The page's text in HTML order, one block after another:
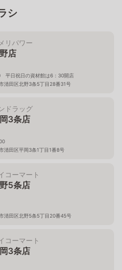
シ
リパワー
店
日祝日の資材館は6：30開店
清田区北野3条5丁目28番31号
ドラッグ
3条店
清田区平岡3条1丁目1番8号
コーマート
5条店
清田区北野5条5丁目20番45号
コーマート
3条店